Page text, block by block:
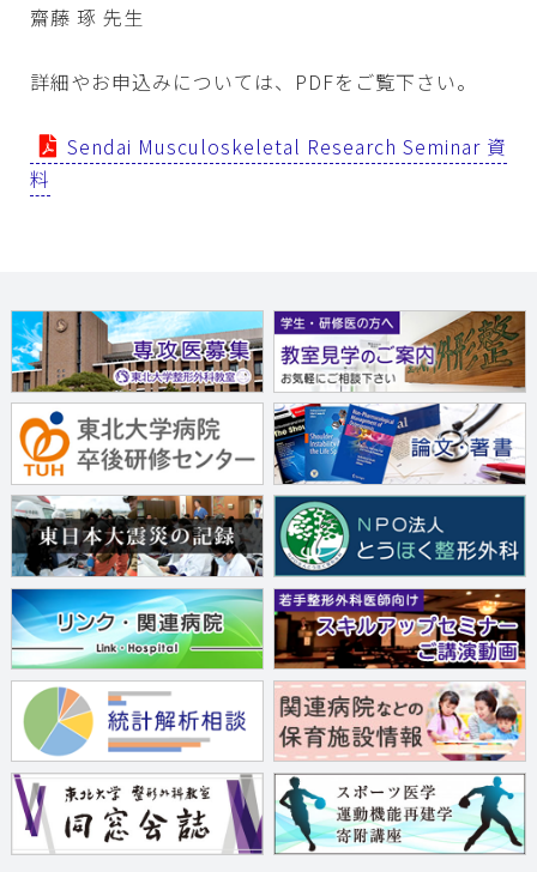
齋藤 琢 先生
詳細やお申込みについては、PDFをご覧下さい。
Sendai Musculoskeletal Research Seminar 資
料